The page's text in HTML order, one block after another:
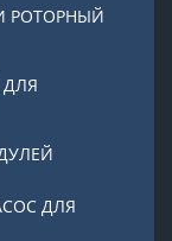
РОТОРНЫЙ
ДЛЯ